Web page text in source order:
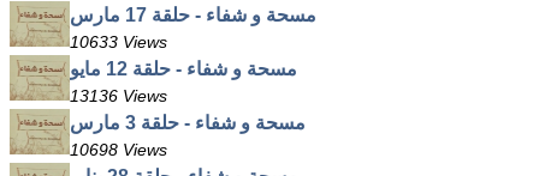
مسحة و شفاء - حلقة 17 مارس
10633 Views
مسحة و شفاء - حلقة 12 مايو
13136 Views
مسحة و شفاء - حلقة 3 مارس
10698 Views